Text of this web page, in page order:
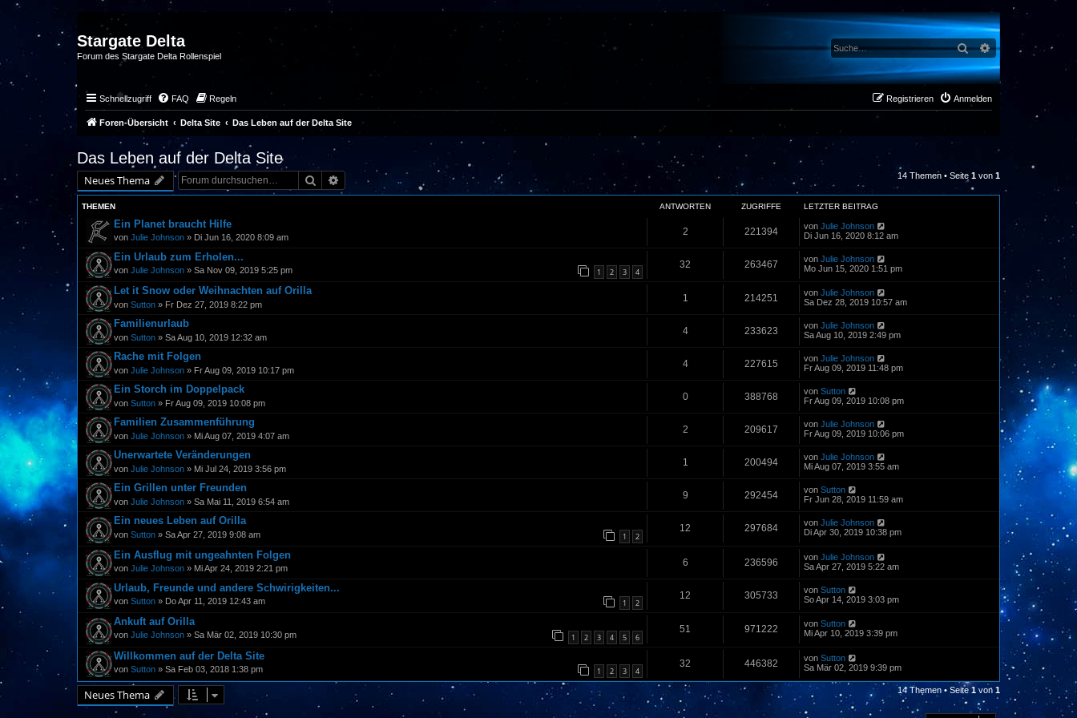
Stargate Delta
Forum des Stargate Delta Rollenspiel
SucheErweiterte Suche
Schnellzugriff FAQ Regeln Anmelden
Registrieren
Foren-Übersicht Delta Site Das Leben auf der Delta Site
Das Leben auf der Delta Site
Neues Thema Suche Erweiterte Suche 14 Themen • Seite 1 von 1
THEMEN ANTWORTEN ZUGRIFFE LETZTER BEITRAG
Ein Planet braucht Hilfe
von Julie Johnson » Di Jun 16, 2020 8:09 am
2 221394 von Julie Johnson
Di Jun 16, 2020 8:12 am
Ein Urlaub zum Erholen...
von Julie Johnson » Sa Nov 09, 2019 5:25 pm 1 2 3 4
32 263467 von Julie Johnson
Mo Jun 15, 2020 1:51 pm
Let it Snow oder Weihnachten auf Orilla
von Sutton » Fr Dez 27, 2019 8:22 pm
1 214251 von Julie Johnson
Sa Dez 28, 2019 10:57 am
Familienurlaub
von Sutton » Sa Aug 10, 2019 12:32 am
4 233623 von Julie Johnson
Sa Aug 10, 2019 2:49 pm
Rache mit Folgen
von Julie Johnson » Fr Aug 09, 2019 10:17 pm
4 227615 von Julie Johnson
Fr Aug 09, 2019 11:48 pm
Ein Storch im Doppelpack
von Sutton » Fr Aug 09, 2019 10:08 pm
0 388768 von Sutton
Fr Aug 09, 2019 10:08 pm
Familien Zusammenführung
von Julie Johnson » Mi Aug 07, 2019 4:07 am
2 209617 von Julie Johnson
Fr Aug 09, 2019 10:06 pm
Unerwartete Veränderungen
von Julie Johnson » Mi Jul 24, 2019 3:56 pm
1 200494 von Julie Johnson
Mi Aug 07, 2019 3:55 am
Ein Grillen unter Freunden
von Julie Johnson » Sa Mai 11, 2019 6:54 am
9 292454 von Sutton
Fr Jun 28, 2019 11:59 am
Ein neues Leben auf Orilla
von Sutton » Sa Apr 27, 2019 9:08 am 1 2
12 297684 von Julie Johnson
Di Apr 30, 2019 10:38 pm
Ein Ausflug mit ungeahnten Folgen
von Julie Johnson » Mi Apr 24, 2019 2:21 pm
6 236596 von Julie Johnson
Sa Apr 27, 2019 5:22 am
Urlaub, Freunde und andere Schwirigkeiten...
von Sutton » Do Apr 11, 2019 12:43 am 1 2
12 305733 von Sutton
So Apr 14, 2019 3:03 pm
Ankuft auf Orilla
von Julie Johnson » Sa Mär 02, 2019 10:30 pm 1 2 3 4 5 6
51 971222 von Sutton
Mi Apr 10, 2019 3:39 pm
Willkommen auf der Delta Site
von Sutton » Sa Feb 03, 2018 1:38 pm 1 2 3 4
32 446382 von Sutton
Sa Mär 02, 2019 9:39 pm
Neues Thema 14 Themen • Seite 1 von 1